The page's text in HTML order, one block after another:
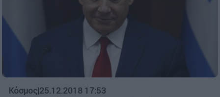
Κόσμος|25.12.2018 17:53